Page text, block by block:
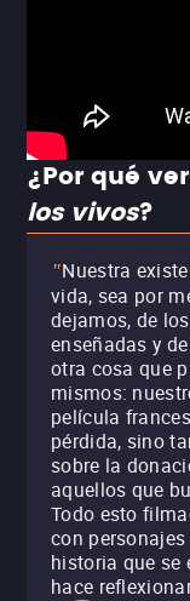
¿Por qué
los vivos?
"Nuestra
vida, sea por
dejamos, de
enseñadas y
otra cosa que
mismos:
película
pérdida, sino
sobre la
aquellos que
Todo esto
con
historia que se
hace